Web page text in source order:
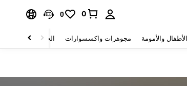
0
0
الأطفال والأمومة مجوهرات واكسسوارات الحقائب والأمتعة